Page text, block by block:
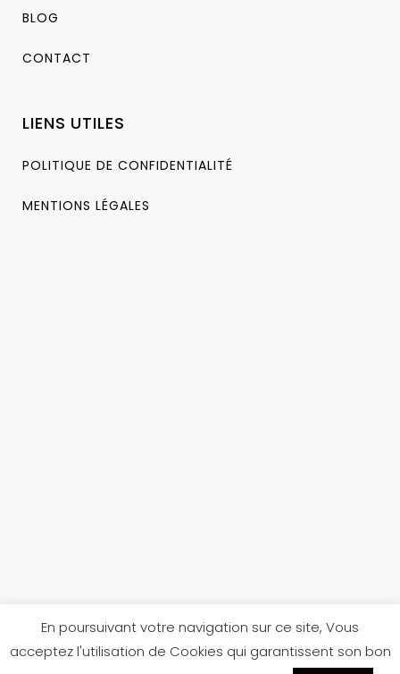
BLOG
CONTACT
LIENS UTILES
POLITIQUE DE CONFIDENTIALITÉ
MENTIONS LÉGALES
Réalisé par Jules TexierpourScarpe Di Béné
En poursuivant votre navigation sur ce site, Vous
acceptez l'utilisation de Cookies qui garantissent son bon